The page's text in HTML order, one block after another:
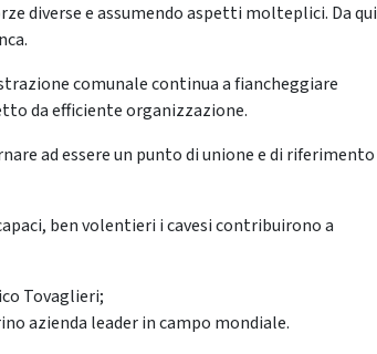
diverse e assumendo aspetti molteplici. Da qui
comunale continua a fiancheggiare
da efficiente organizzazione.
ad essere un punto di unione e di riferimento
ben volentieri i cavesi contribuirono a
Tovaglieri;
azienda leader in campo mondiale.